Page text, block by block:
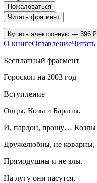
Пожаловаться
Читать фрагмент
Купить электронную — 396 ₽
О книгеОглавлениеЧитать
Бесплатный фрагмент
Гороскоп на 2003 год
Вступление
Овцы, Козы и Бараны,
И, пардон, прошу… Козлы
Дружелюбны, не коварны,
Прямодушны и не злы.
На лугу они пасутся,